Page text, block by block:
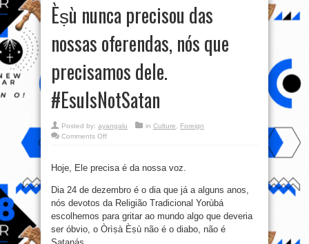
Èṣù nunca precisou das
nossas oferendas, nós que
precisamos dele.
#EsuIsNotSatan
Posted by: ayangalu in Culture, Foreign
Comments Offon
das
nós
precisamos
#EsuIsNotSatan
Hoje, Ele precisa é da nossa voz.
Dia 24 de dezembro é o dia que já a alguns anos,
nós devotos da Religião Tradicional Yorùbá
escolhemos para gritar ao mundo algo que deveria
ser óbvio, o Òrìṣà Èṣù não é o diabo, não é